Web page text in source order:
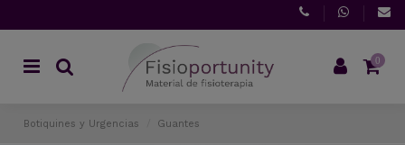
0
Botiquines y Urgencias Guantes